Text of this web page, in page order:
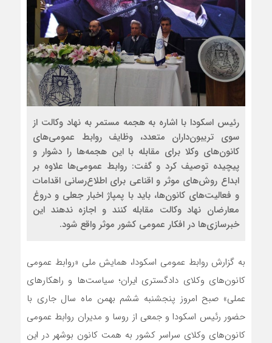
رئیس اسکودا با اشاره به هجمه مستمر به نهاد وکالت از
سوی تریبون‌داران متعدد، وظایف روابط عمومی‌های
کانون‌های وکلا برای مقابله با این هجمه‌ها را دشوار و
پیچیده توصیف کرد و گفت: روابط عمومی‌ها علاوه بر
ابداع روش‌های موثر و اقناعی برای اطلاع‌رسانی اقدامات
و فعالیت‌های کانون‌ها، باید با پمپاژ اخبار جعلی و دروغ
معارضان نهاد وکالت مقابله کنند و اجازه ندهند این
خبرسازی‌ها در افکار عمومی کشور موثر واقع شود.
به گزارش روابط عمومی اسکودا، همایش ملی «روابط عمومی
کانون‌های وکلای دادگستری ایران؛ سیاست‌ها و راهکارهای
عملی» صبح امروز پنجشنبه ششم بهمن ماه سال جاری با
حضور رئیس اسکودا و جمعی از روسا و مدیران روابط عمومی
کانون‌های وکلای سراسر کشور به همت کانون بوشهر در این